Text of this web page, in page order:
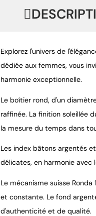
Explorez l'univers de
dédiée aux femmes, vous
harmonie exceptionnelle.
Le boîtier rond, d'un
raffinée. La finition soleillée
la mesure du temps dans
Les index bâtons argentés
délicates, en harmonie
Le mécanisme suisse
et constante. Le fond
d'authenticité et de qualité.